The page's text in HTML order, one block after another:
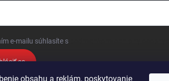
obsahu a reklám, poskytovanie
e-mailu súhlasíte s
sa